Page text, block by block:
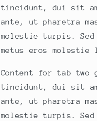
tincidunt, dui sit
ante, ut pharetra
molestie turpis.
metus eros
Content for tab two
tincidunt, dui sit
ante, ut pharetra
molestie turpis.